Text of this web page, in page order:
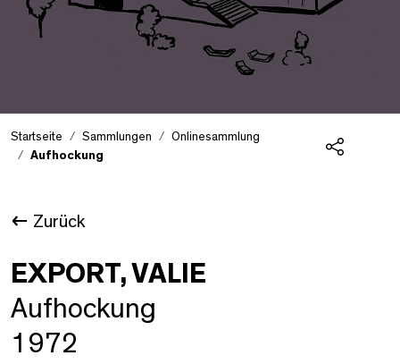
Startseite Sammlungen
Onlinesammlung
Aufhockung
Zurück
EXPORT, VALIE
Aufhockung
1972